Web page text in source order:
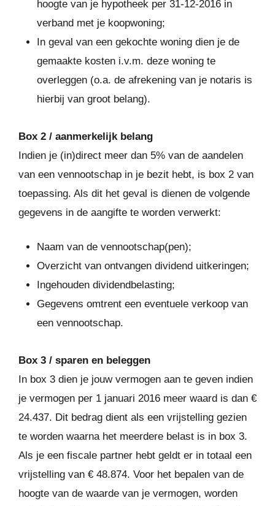
hoogte van je hypotheek per 31-12-2016 in
verband met je koopwoning;
In geval van een gekochte woning dien je de
gemaakte kosten i.v.m. deze woning te
overleggen (o.a. de afrekening van je notaris is
hierbij van groot belang).
Box 2 / aanmerkelijk belang
Indien je (in)direct meer dan 5% van de aandelen
van een vennootschap in je bezit hebt, is box 2 van
toepassing. Als dit het geval is dienen de volgende
gegevens in de aangifte te worden verwerkt:
Naam van de vennootschap(pen);
Overzicht van ontvangen dividend uitkeringen;
Ingehouden dividendbelasting;
Gegevens omtrent een eventuele verkoop van
een vennootschap.
Box 3 / sparen en beleggen
In box 3 dien je jouw vermogen aan te geven indien
je vermogen per 1 januari 2016 meer waard is dan €
24.437. Dit bedrag dient als een vrijstelling gezien
te worden waarna het meerdere belast is in box 3.
Als je een fiscale partner hebt geldt er in totaal een
vrijstelling van € 48.874. Voor het bepalen van de
hoogte van de waarde van je vermogen, worden